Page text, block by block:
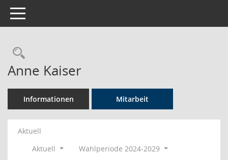
Toggle navigation
Rechercheauswahl
Anne Kaiser
Informationen Mitarbeit
Aktuell
Aktuell
Wahlperiode 2024-2029